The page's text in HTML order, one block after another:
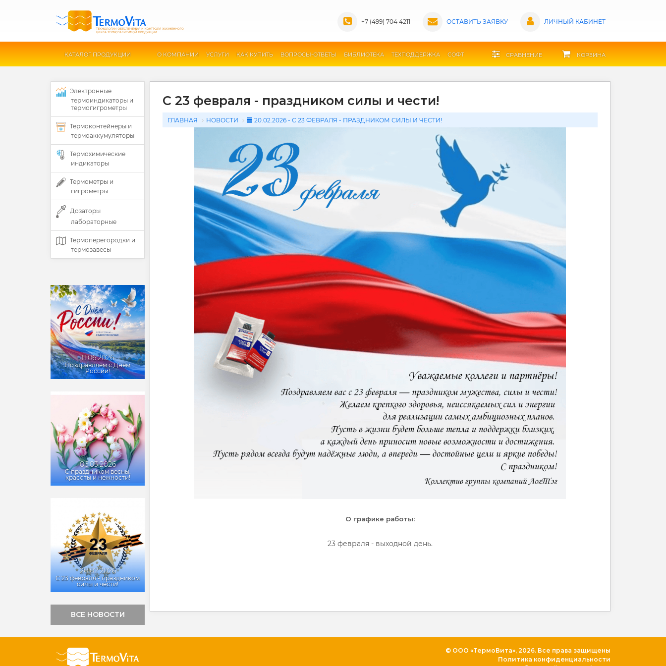
+7 (499) 704 4211 ОСТАВИТЬ ЗАЯВКУ ЛИЧНЫЙ КАБИНЕТ
КАТАЛОГ ПРОДУКЦИИ О КОМПАНИИ УСЛУГИ КАК КУПИТЬ ВОПРОСЫ-ОТВЕТЫ БИБЛИОТЕКА ТЕХПОДДЕРЖКА СОФТ СРАВНЕНИЕ КОРЗИНА
Электронные
термоиндикаторы и
термогигрометры
Термоконтейнеры и
термоаккумуляторы
Термохимические
индикаторы
Термометры и
гигрометры
Дозаторы
лабораторные
Термоперегородки и
термозавесы
11.06.2026
Поздравляем с Днём
России!
06.03.2026
С праздником весны,
красоты и нежности!
20.02.2026
С 23 февраля - праздником
силы и чести!
ВСЕ НОВОСТИ
С 23 февраля - праздником силы и чести!
ГЛАВНАЯ НОВОСТИ 20.02.2026 - С 23 ФЕВРАЛЯ - ПРАЗДНИКОМ СИЛЫ И ЧЕСТИ!
О графике работы:
23 февраля - выходной день.
© ООО «ТермоВита», 2026. Все права защищены
Политика конфиденциальности